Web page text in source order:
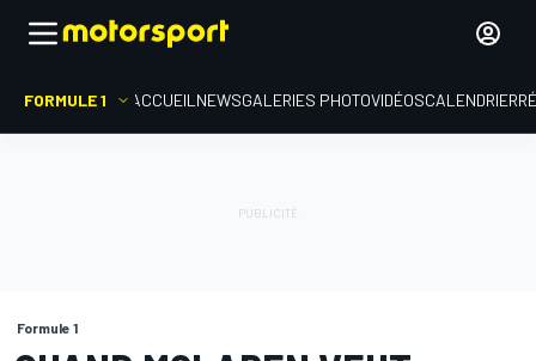
FORMULE 1 ACCUEIL NEWSGALERIES PHOTOVIDÉOSCALENDRIER
Formule 1